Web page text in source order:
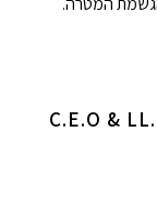
C.E.O &